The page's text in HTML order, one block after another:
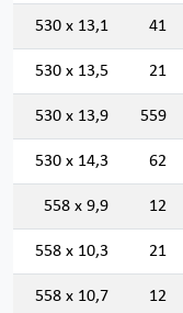
530 x 13,1 41
530 x 13,5 21
530 x 13,9 559
530 x 14,3 62
558 x 9,9 12
558 x 10,3 21
558 x 10,7 12